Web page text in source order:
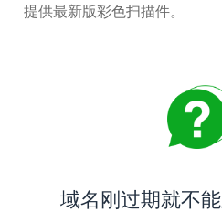
提供最新版彩色扫描件。
域名刚过期就不